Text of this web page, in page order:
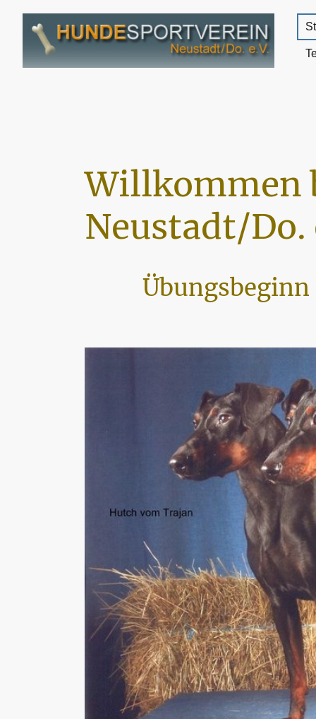
Willkommen
Neustadt/Do.
Übungsbeginn